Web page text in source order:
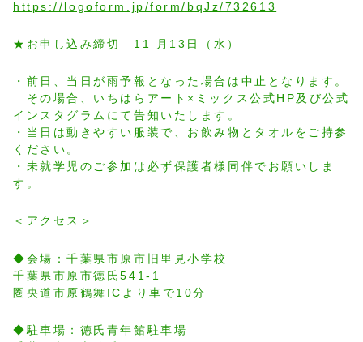
https://logoform.jp/form/bqJz/732613
★お申し込み締切 11 月13日（水）
・前日、当日が雨予報となった場合は中止となります。
その場合、いちはらアート×ミックス公式HP及び公式
インスタグラムにて告知いたします。
・当日は動きやすい服装で、お飲み物とタオルをご持参
ください。
・未就学児のご参加は必ず保護者様同伴でお願いしま
す。
＜アクセス＞
◆会場：千葉県市原市旧里見小学校
千葉県市原市徳氏541-1
圏央道市原鶴舞ICより車で10分
◆駐車場：徳氏青年館駐車場